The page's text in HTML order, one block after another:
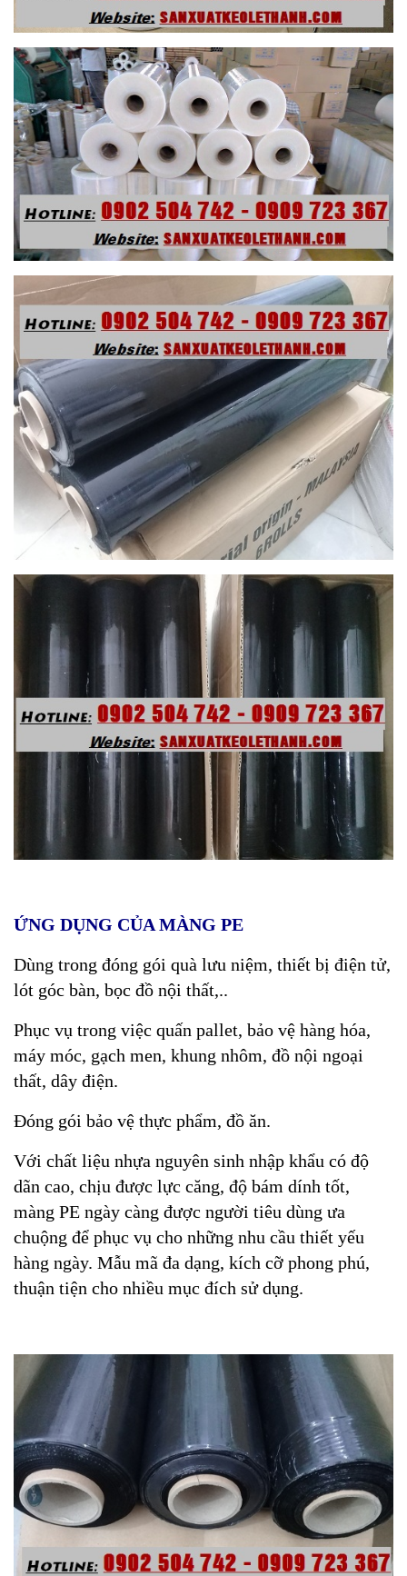
ỨNG DỤNG CỦA MÀNG PE
Dùng trong đóng gói quà lưu niệm, thiết bị điện tử,
lót góc bàn, bọc đồ nội thất,..
Phục vụ trong việc quấn pallet, bảo vệ hàng hóa,
máy móc, gạch men, khung nhôm, đồ nội ngoại
thất, dây điện.
Đóng gói bảo vệ thực phẩm, đồ ăn.
Với chất liệu nhựa nguyên sinh nhập khẩu có độ
dãn cao, chịu được lực căng, độ bám dính tốt,
màng PE ngày càng được người tiêu dùng ưa
chuộng để phục vụ cho những nhu cầu thiết yếu
hàng ngày. Mẫu mã đa dạng, kích cỡ phong phú,
thuận tiện cho nhiều mục đích sử dụng.